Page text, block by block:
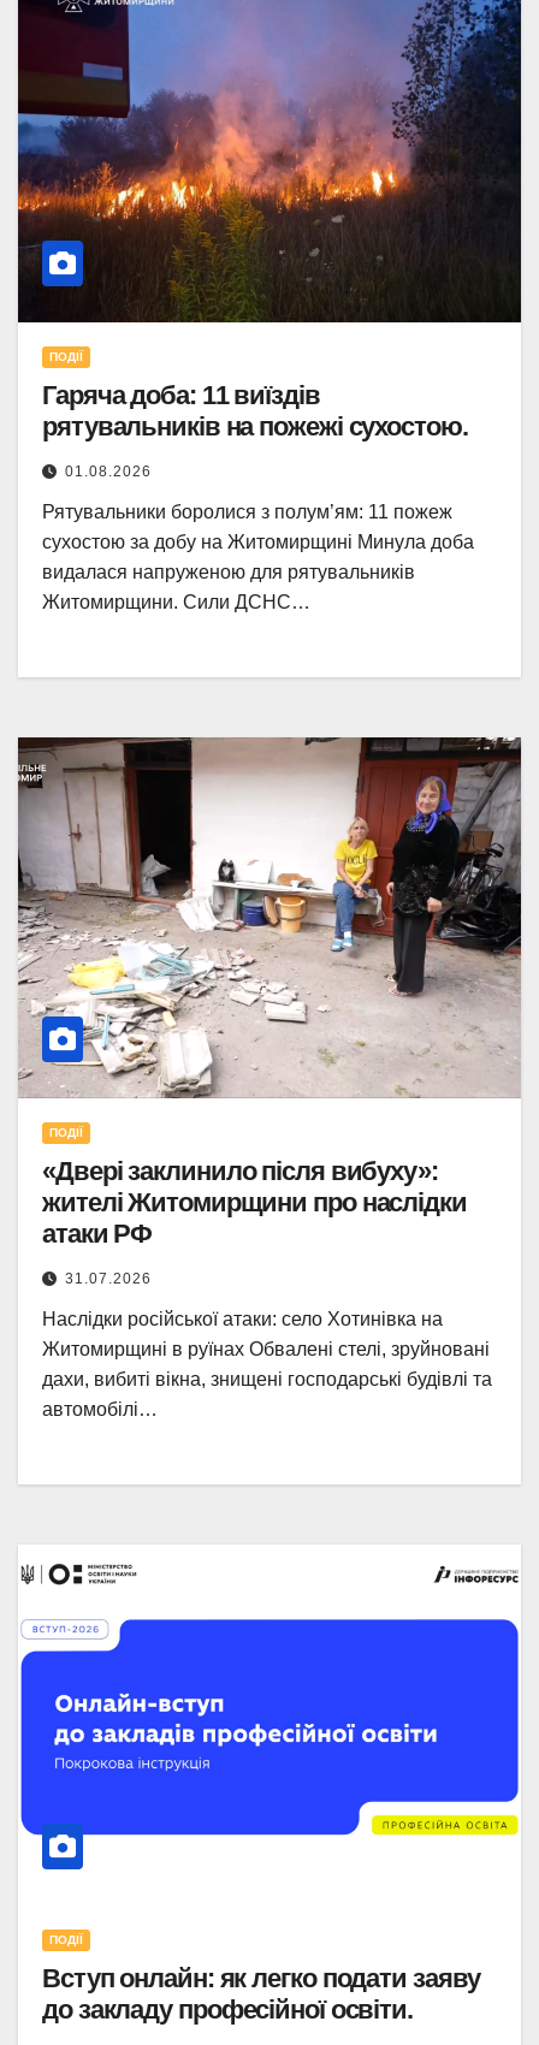
ПОДІЇ
Гаряча доба: 11 виїздів
рятувальників на пожежі сухостою.
01.08.2026
Рятувальники боролися з полум’ям: 11 пожеж
сухостою за добу на Житомирщині Минула доба
видалася напруженою для рятувальників
Житомирщини. Сили ДСНС…
ПОДІЇ
«Двері заклинило після вибуху»:
жителі Житомирщини про наслідки
атаки РФ
31.07.2026
Наслідки російської атаки: село Хотинівка на
Житомирщині в руїнах Обвалені стелі, зруйновані
дахи, вибиті вікна, знищені господарські будівлі та
автомобілі…
ПОДІЇ
Вступ онлайн: як легко подати заяву
до закладу професійної освіти.